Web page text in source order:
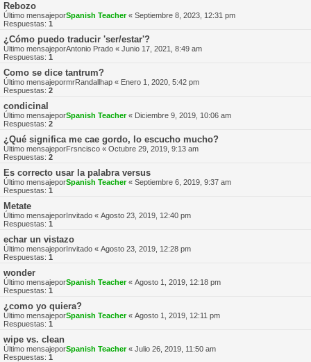
Rebozo
Último mensajeporSpanish Teacher« Septiembre 8, 2023, 12:31 pm
Respuestas: 1
¿Cómo puedo traducir 'ser/estar'?
Último mensajeporAntonio Prado « Junio 17, 2021, 8:49 am
Respuestas: 1
Como se dice tantrum?
Último mensajepormrRandallhap « Enero 1, 2020, 5:42 pm
Respuestas: 2
condicinal
Último mensajeporSpanish Teacher« Diciembre 9, 2019, 10:06 am
Respuestas: 2
¿Qué significa me cae gordo, lo escucho mucho?
Último mensajeporFrsncisco « Octubre 29, 2019, 9:13 am
Respuestas: 2
Es correcto usar la palabra versus
Último mensajeporSpanish Teacher« Septiembre 6, 2019, 9:37 am
Respuestas: 1
Metate
Último mensajeporInvitado « Agosto 23, 2019, 12:40 pm
Respuestas: 1
echar un vistazo
Último mensajeporInvitado « Agosto 23, 2019, 12:28 pm
Respuestas: 1
wonder
Último mensajeporSpanish Teacher« Agosto 1, 2019, 12:18 pm
Respuestas: 1
¿como yo quiera?
Último mensajeporSpanish Teacher« Agosto 1, 2019, 12:11 pm
Respuestas: 1
wipe vs. clean
Último mensajeporSpanish Teacher« Julio 26, 2019, 11:50 am
Respuestas: 1